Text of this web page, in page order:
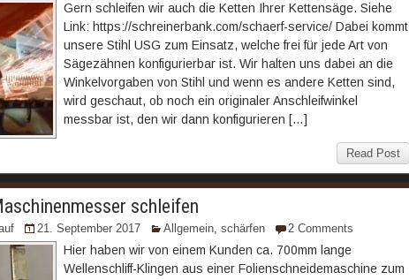
Gern schleifen wir auch die Ketten Ihrer Kettensäge. Siehe
Link: https://schreinerbank.com/schaerf-service/ Dabei kommt
unsere Stihl USG zum Einsatz, welche frei für jede Art von
Sägezähnen konfigurierbar ist. Wir halten uns dabei an die
Winkelvorgaben von Stihl und wenn es andere Ketten sind,
wird geschaut, ob noch ein originaler Anschleifwinkel
messbar ist, den wir dann konfigurieren […]
Read Post
schleifen
21. September 2017 Allgemein, schärfen 2 Comments
Hier haben wir von einem Kunden ca. 700mm lange
Wellenschliff-Klingen aus einer Folienschneidemaschine zum